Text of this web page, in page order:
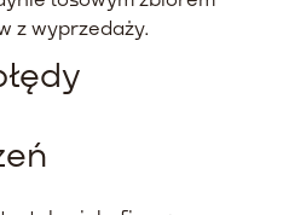
z wyprzedaży.